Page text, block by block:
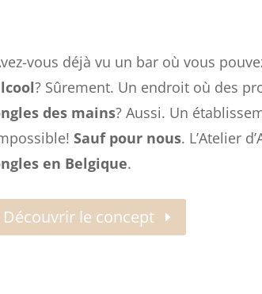
vous déjà vu un bar où vous
? Sûrement. Un endroit où des
des mains? Aussi. Un
Sauf pour nous. L’Atelier
en Belgique.
Découvrir le concept